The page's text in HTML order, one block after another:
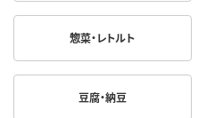
惣菜・レトルト
豆腐・納豆